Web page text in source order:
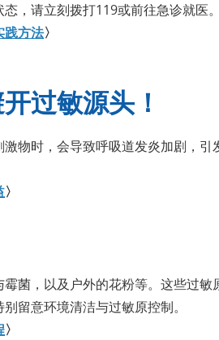
，请立刻拨打119或前往急诊就医。
践方法〉
过敏源头！
物时，会导致呼吸道发炎加剧，引
〉
菌，以及户外的花粉等。这些过敏
留意环境清洁与过敏原控制。
〉